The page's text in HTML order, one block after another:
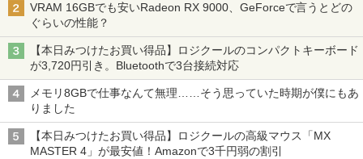
5
＼マラソン限定値引／【新品 当日出荷】
ーミングパソコン デスクトップパソコン
GeForce RTX5060 Ryzen7 5700X Wind
ows11 SSD 256GB〜1TB メモリ 16G
B〜32GB eスポーツ ゲーム デスクトッ
プPC パソコン モニター
￥169,290
￥9,800
VRAM 16GBでも安いRadeon RX 9000、GeForceで言うとどの
ぐらいの性能？
【本日みつけたお買い得品】ロジクールのコンパクトキーボード
が3,720円引き。Bluetoothで3台接続対応
メモリ8GBで仕事なんて無理……そう思っていた時期が僕にもあ
りました
【本日みつけたお買い得品】ロジクールの高級マウス「MX
MASTER 4」が最安値！Amazonで3千円弱の割引